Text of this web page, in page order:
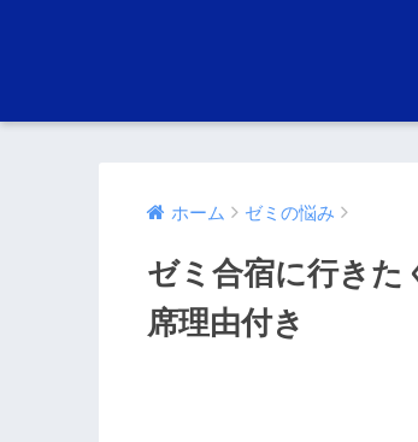
ホーム ゼミの悩み
ゼミ合宿に行きた
席理由付き